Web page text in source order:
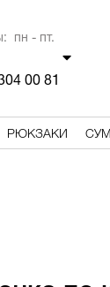
пн - пт.
00 81
РЮКЗАКИ